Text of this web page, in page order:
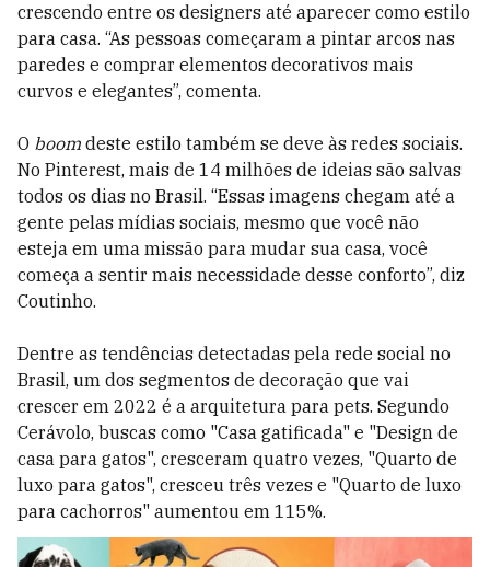
crescendo entre os designers até aparecer como estilo
para casa. “As pessoas começaram a pintar arcos nas
paredes e comprar elementos decorativos mais
curvos e elegantes”, comenta.
O boom deste estilo também se deve às redes sociais.
No Pinterest, mais de 14 milhões de ideias são salvas
todos os dias no Brasil. “Essas imagens chegam até a
gente pelas mídias sociais, mesmo que você não
esteja em uma missão para mudar sua casa, você
começa a sentir mais necessidade desse conforto”, diz
Coutinho.
Dentre as tendências detectadas pela rede social no
Brasil, um dos segmentos de decoração que vai
crescer em 2022 é a arquitetura para pets. Segundo
Cerávolo, buscas como "Casa gatificada" e "Design de
casa para gatos", cresceram quatro vezes, "Quarto de
luxo para gatos", cresceu três vezes e "Quarto de luxo
para cachorros" aumentou em 115%.